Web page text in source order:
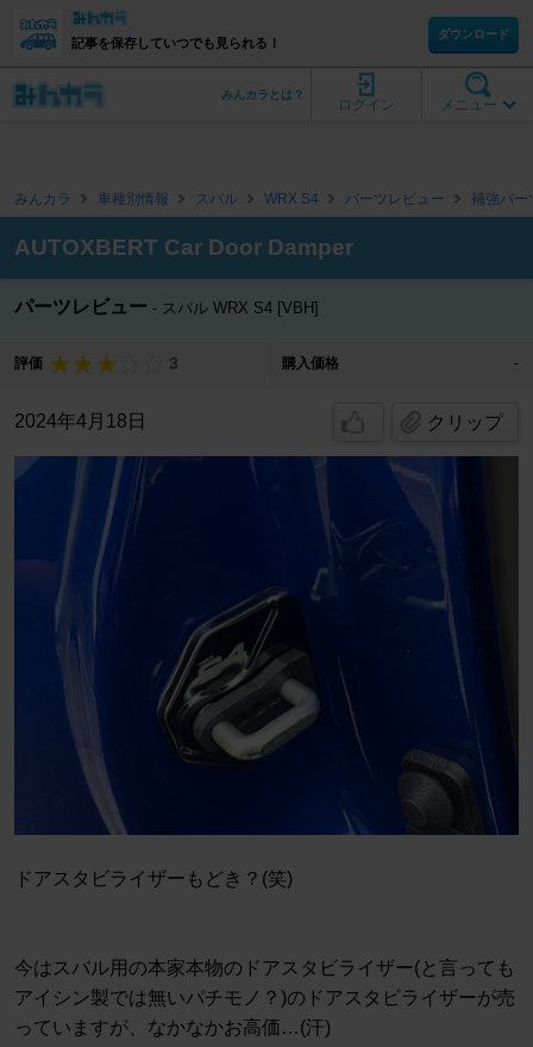
記事を保存していつでも見られる！
ダウンロード
メニュー
ログイン
みんカラとは？
みんカラ 車種別情報 スバル WRX S4 パーツレビュー 補強パー
AUTOXBERT Car Door Damper
パーツレビュー スバル WRX S4 [VBH]
評価 3 購入価格 -
2024年4月18日 クリップ
ドアスタビライザーもどき？(笑)
今はスバル用の本家本物のドアスタビライザー(と言っても
アイシン製では無いパチモノ？)のドアスタビライザーが売
っていますが、なかなかお高価…(汗)